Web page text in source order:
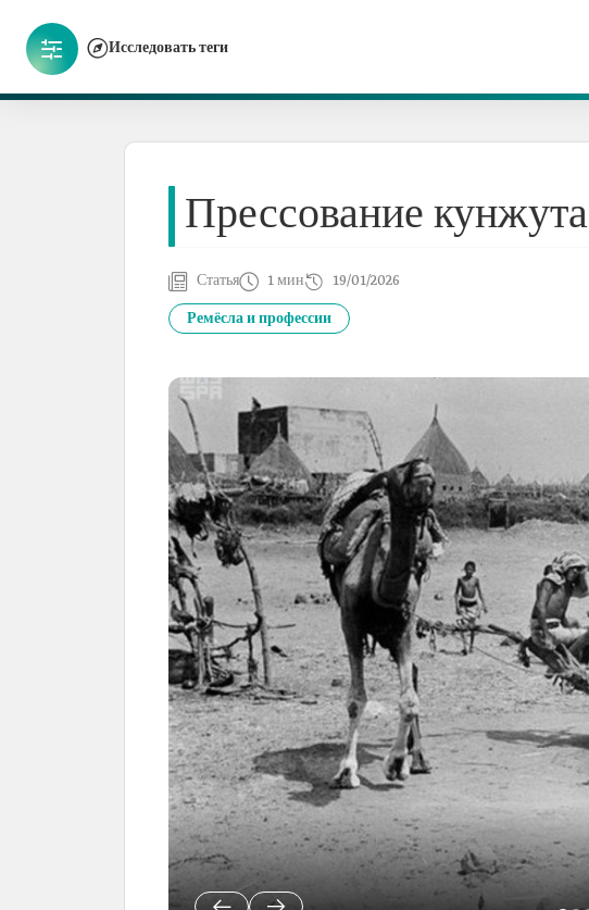
Исследовать теги
Прессование кунжута
Статья 1 мин 19/01/2026
Ремёсла и профессии